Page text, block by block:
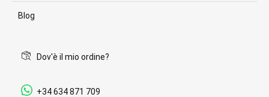
Blog
Dov'è il mio ordine?
+34 634 871 709